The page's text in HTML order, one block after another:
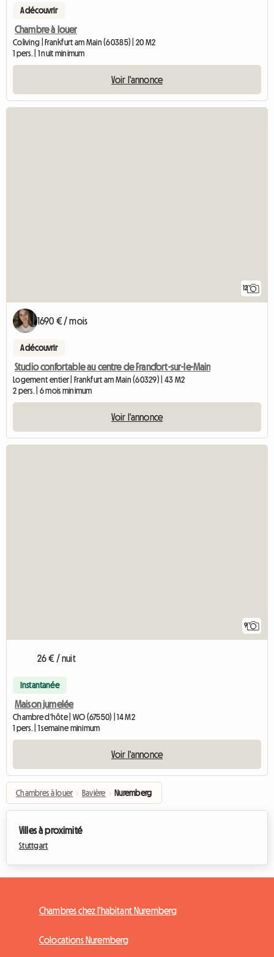
A découvrir
Chambre à louer
Coliving | Frankfurt am Main (60385) | 20 M2
1 pers. | 1 nuit minimum
Voir l'annonce
12
1690 € / mois
A découvrir
Studio confortable au centre de Francfort-sur-le-Main
Logement entier | Frankfurt am Main (60329) | 43 M2
2 pers. | 6 mois minimum
Voir l'annonce
9
26 € / nuit
Instantanée
Maison jumelée
Chambre d'hôte | WO (67550) | 14 M2
1 pers. | 1 semaine minimum
Voir l'annonce
Chambres à louer › Bavière › Nuremberg
Villes à proximité
Stuttgart
Chambres chez l'habitant Nuremberg
Colocations Nuremberg